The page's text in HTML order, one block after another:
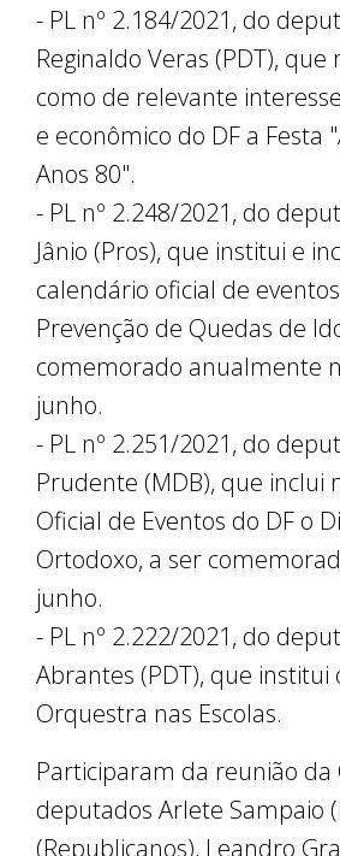
- PL nº 2.184/2021, do
Reginaldo Veras (PDT), que
como de relevante
e econômico do DF a Festa
Anos 80".
- PL nº 2.248/2021, do
Jânio (Pros), que institui e
calendário oficial de
Prevenção de Quedas de
comemorado anualmente
junho.
- PL nº 2.251/2021, do
Prudente (MDB), que inclui
Oficial de Eventos do DF o
Ortodoxo, a ser
junho.
- PL nº 2.222/2021, do
Abrantes (PDT), que institui
Orquestra nas Escolas.
Participaram da reunião da
deputados Arlete Sampaio
(Republicanos), Leandro